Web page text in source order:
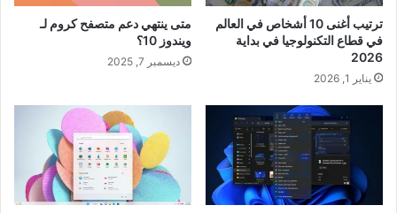
ترتيب أغنى 10 أشخاص في العالم
في قطاع التكنولوجيا في بداية
2026
يناير 1, 2026
متى ينتهي دعم متصفح كروم لـ
ويندوز 10؟
ديسمبر 7, 2025